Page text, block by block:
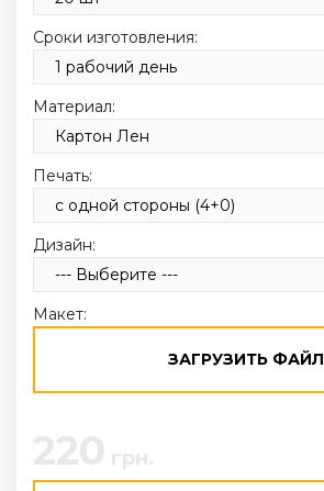
Сроки изготовления:
Материал:
Печать:
Дизайн:
Макет:
ЗАГРУЗИТЬ ФАЙЛ